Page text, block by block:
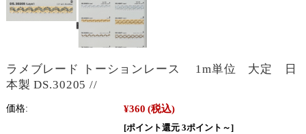
ラメブレード トーションレース 1m単位 大定 日
本製 DS.30205 //
価格: ¥360 (税込)
[ポイント還元 3ポイント～]